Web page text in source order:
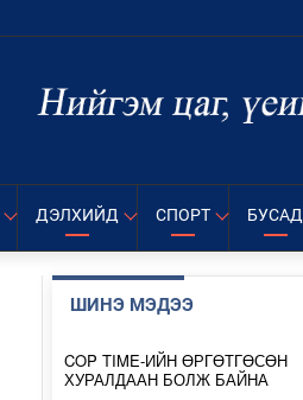
ДЭЛХИЙД СПОРТ БУСАД
ШИНЭ МЭДЭЭ
COP TIME-ИЙН ӨРГӨТГӨСӨН
ХУРАЛДААН БОЛЖ БАЙНА